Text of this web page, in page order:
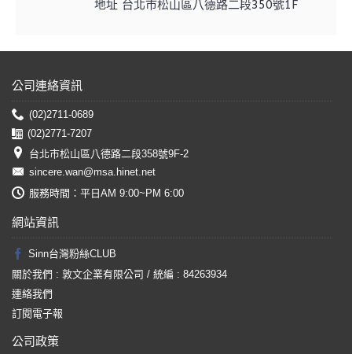
地址 台北市松山區八德路二段350號1F
公司連絡資訊
(02)2711-0689
(02)2771-7207
台北市松山區八德路二段358號9F-2
sincere.wan@msa.hinet.net
服務時間：平日AM 9:00~PM 6:00
網站資訊
Sinn台灣粉絲CLUB
關於我們 : 敦文企業有限公司 / 統編 : 84263934
連絡我們
訂閱電子報
公司政策